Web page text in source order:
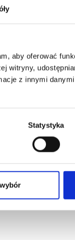
aby oferować
witryny,
z innymi
Statystyka